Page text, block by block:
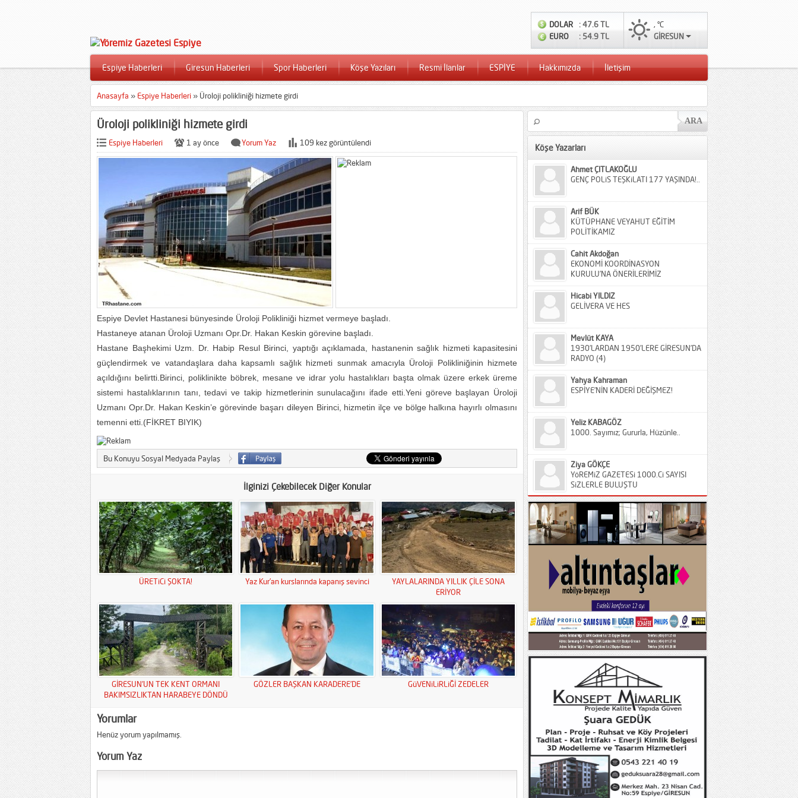
DOLAR
: 47.6 TL
EURO
: 54.9 TL
, °C
GİRESUN
Espiye Haberleri Giresun Haberleri Spor Haberleri Köşe Yazıları Resmi İlanlar ESPİYE Hakkımızda İletişim
Anasayfa » Espiye Haberleri » Üroloji polikliniği hizmete girdi
Üroloji polikliniği hizmete girdi
Espiye Haberleri 1 ay önce Yorum Yaz 109 kez görüntülendi
Espiye Devlet Hastanesi bünyesinde Üroloji Polikliniği hizmet vermeye başladı.
Hastaneye atanan Üroloji Uzmanı Opr.Dr. Hakan Keskin görevine başladı.
Hastane Başhekimi Uzm. Dr. Habip Resul Birinci, yaptığı açıklamada, hastanenin sağlık hizmeti kapasitesini
güçlendirmek ve vatandaşlara daha kapsamlı sağlık hizmeti sunmak amacıyla Üroloji Polikliniğinin hizmete
açıldığını belirtti.Birinci, poliklinikte böbrek, mesane ve idrar yolu hastalıkları başta olmak üzere erkek üreme
sistemi hastalıklarının tanı, tedavi ve takip hizmetlerinin sunulacağını ifade etti.Yeni göreve başlayan Üroloji
Uzmanı Opr.Dr. Hakan Keskin’e görevinde başarı dileyen Birinci, hizmetin ilçe ve bölge halkına hayırlı olmasını
temenni etti.(FİKRET BIYIK)
Bu Konuyu Sosyal Medyada Paylaş
İlginizi Çekebilecek Diğer Konular
ÜRETiCi ŞOKTA! Yaz Kur’an kurslarında kapanış sevinci
YAYLALARINDA YILLIK ÇİLE SONA
ERİYOR
GİRESUN’UN TEK KENT ORMANI
BAKIMSIZLIKTAN HARABEYE DÖNDÜ
GÖZLER BAŞKAN KARADERE’DE GüVENiLiRLiĞİ ZEDELER
Yorumlar
Henüz yorum yapılmamış.
Yorum Yaz
Köşe Yazarları
Ahmet ÇITLAKOĞLU
GENÇ POLiS TEŞKiLATI 177 YAŞINDA!..
Arif BÜK
KÜTÜPHANE VEYAHUT EĞİTİM
POLİTİKAMIZ
Cahit Akdoğan
EKONOMİ KOORDİNASYON
KURULU’NA ÖNERİLERİMİZ
Hicabi YILDIZ
GELİVERA VE HES
Mevlüt KAYA
1930’LARDAN 1950’LERE GİRESUN’DA
RADYO (4)
Yahya Kahraman
ESPİYE’NİN KADERİ DEĞİŞMEZ!
Yeliz KABAGÖZ
1000. Sayımız; Gururla, Hüzünle..
Ziya GÖKÇE
YöREMiZ GAZETESi 1000.Ci SAYISI
SiZLERLE BULUŞTU